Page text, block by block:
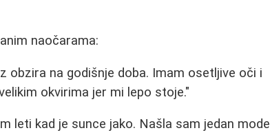
naočarama:
obzira na godišnje doba. Imam osetljive oči i
okvirima jer mi lepo stoje."
leti kad je sunce jako. Našla sam jedan model